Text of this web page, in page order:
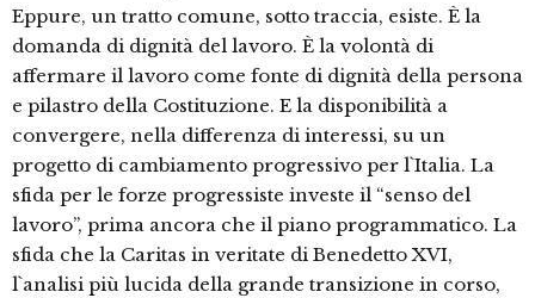
Eppure, un tratto comune, sotto traccia, esiste. È la
domanda di dignità del lavoro. È la volontà di
affermare il lavoro come fonte di dignità della persona
e pilastro della Costituzione. E la disponibilità a
convergere, nella differenza di interessi, su un
progetto di cambiamento progressivo per l`Italia. La
sfida per le forze progressiste investe il “senso del
lavoro”, prima ancora che il piano programmatico. La
sfida che la Caritas in veritate di Benedetto XVI,
l`analisi più lucida della grande transizione in corso,